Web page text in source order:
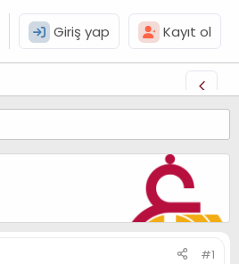
Giriş yap Kayıt ol
#1